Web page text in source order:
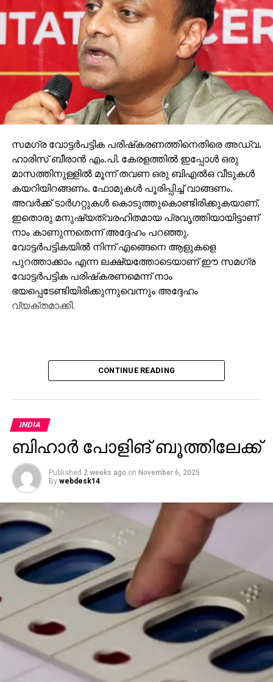
സമഗ്ര വോട്ടര്‍പട്ടിക പരിഷ്‌കരണത്തിനെതിരെ അഡ്വ.
ഹാരിസ് ബീരാന്‍ എം.പി. കേരളത്തില്‍ ഇപ്പോള്‍ ഒരു
മാസത്തിനുള്ളില്‍ മൂന്ന് തവണ ഒരു ബിഎല്‍ഒ വീടുകള്‍
കയറിയിറങ്ങണം. ഫോമുകള്‍ പൂരിപ്പിച്ച് വാങ്ങണം.
അവര്‍ക്ക് ടാര്‍ഗറ്റുകള്‍ കൊടുത്തുകൊണ്ടിരിക്കുകയാണ്.
ഇതൊരു മനുഷ്യത്വരഹിതമായ പ്രവൃത്തിയായിട്ടാണ്
നാം കാണുന്നതെന്ന് അദ്ദേഹം പറഞ്ഞു.
വോട്ടര്‍പട്ടികയില്‍ നിന്ന് എങ്ങെനെ ആളുകളെ
പുറത്താക്കാം എന്ന ലക്ഷ്യത്തോടെയാണ് ഈ സമഗ്ര
വോട്ടര്‍പട്ടിക പരിഷ്‌കരണമെന്ന് നാം
ഭയപ്പെടേണ്ടിയിരിക്കുന്നുവെന്നും അദ്ദേഹം
വ്യക്തമാക്കി.
CONTINUE READING
INDIA
ബിഹാര്‍ പോളിങ് ബൂത്തിലേക്ക്
Published 2 weeks ago on November 6, 2025
By webdesk14